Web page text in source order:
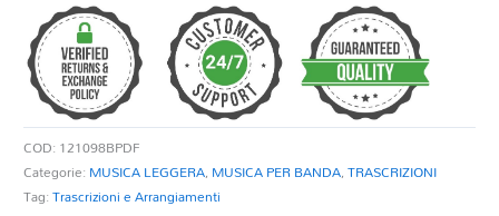
DALLA
quantità
COD: 121098BPDF
Categorie: MUSICA LEGGERA, MUSICA PER BANDA,TRASCRIZIONI
Tag:Trascrizioni e Arrangiamenti